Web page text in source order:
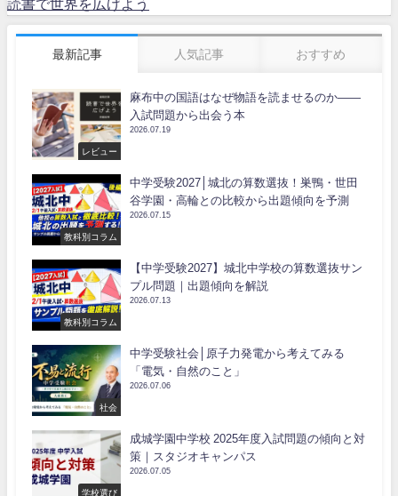
読書で世界を広げよう
最新記事 人気記事 おすすめ
レビュー
麻布中の国語はなぜ物語を読ませるのか――
入試問題から出会う本
2026.07.19
教科別コラム
中学受験2027│城北の算数選抜！巣鴨・世田
谷学園・高輪との比較から出題傾向を予測
2026.07.15
教科別コラム
【中学受験2027】城北中学校の算数選抜サン
プル問題｜出題傾向を解説
2026.07.13
社会
中学受験社会│原子力発電から考えてみる
「電気・自然のこと」
2026.07.06
学校選び
成城学園中学校 2025年度入試問題の傾向と対
策｜スタジオキャンパス
2026.07.05